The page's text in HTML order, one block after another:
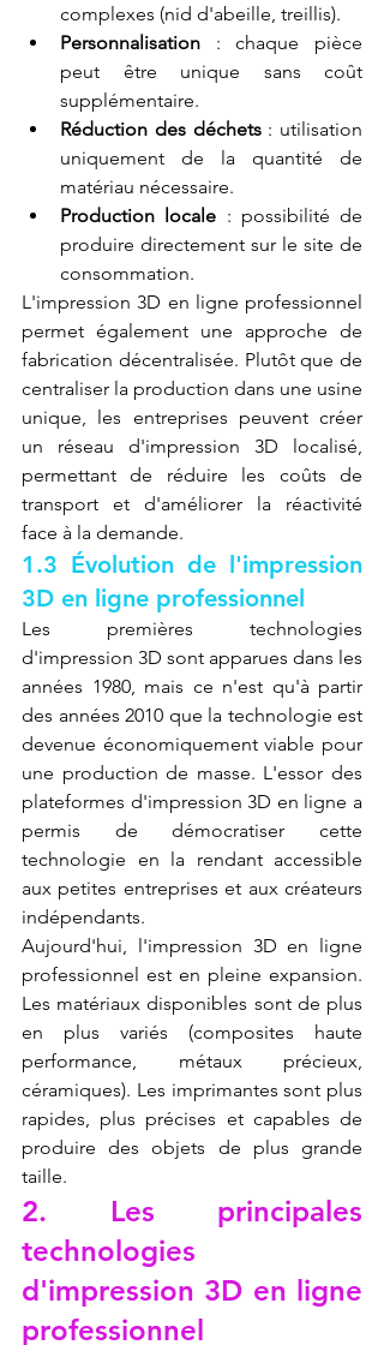
complexes (nid d'abeille, treillis).
Personnalisation : chaque pièce
peut être unique sans coût
supplémentaire.
Réduction des déchets : utilisation
uniquement de la quantité de
matériau nécessaire.
Production locale : possibilité de
produire directement sur le site de
consommation.
L'impression 3D en ligne professionnel
permet également une approche de
fabrication décentralisée. Plutôt que de
centraliser la production dans une usine
unique, les entreprises peuvent créer
un réseau d'impression 3D localisé,
permettant de réduire les coûts de
transport et d'améliorer la réactivité
face à la demande.
1.3 Évolution de l'impression
3D en ligne professionnel
Les premières technologies
d'impression 3D sont apparues dans les
années 1980, mais ce n'est qu'à partir
des années 2010 que la technologie est
devenue économiquement viable pour
une production de masse. L'essor des
plateformes d'impression 3D en ligne a
permis de démocratiser cette
technologie en la rendant accessible
aux petites entreprises et aux créateurs
indépendants.
Aujourd'hui, l'impression 3D en ligne
professionnel est en pleine expansion.
Les matériaux disponibles sont de plus
en plus variés (composites haute
performance, métaux précieux,
céramiques). Les imprimantes sont plus
rapides, plus précises et capables de
produire des objets de plus grande
taille.
2. Les principales
technologies
d'impression 3D en ligne
professionnel